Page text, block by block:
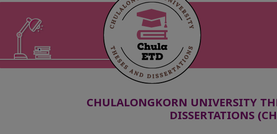
CHULALONGKORN UNIVERSITY
DISSERTATIONS